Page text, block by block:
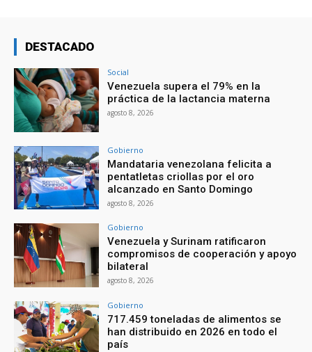
DESTACADO
Social
Venezuela supera el 79% en la
práctica de la lactancia materna
agosto 8, 2026
Gobierno
Mandataria venezolana felicita a
pentatletas criollas por el oro
alcanzado en Santo Domingo
agosto 8, 2026
Gobierno
Venezuela y Surinam ratificaron
compromisos de cooperación y apoyo
bilateral
agosto 8, 2026
Gobierno
717.459 toneladas de alimentos se
han distribuido en 2026 en todo el
país